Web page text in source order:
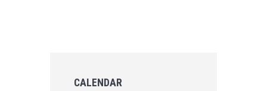
CALENDAR